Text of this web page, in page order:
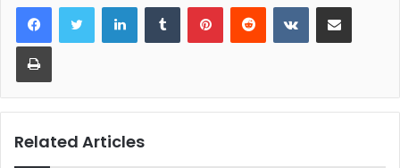
LinkedInTumblr PinterestReddit VKontakteShare via Email
Print
Related Articles